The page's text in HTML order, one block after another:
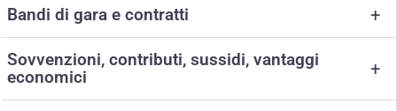
+
Bandi di gara e contratti
+
Sovvenzioni, contributi, sussidi, vantaggi
economici